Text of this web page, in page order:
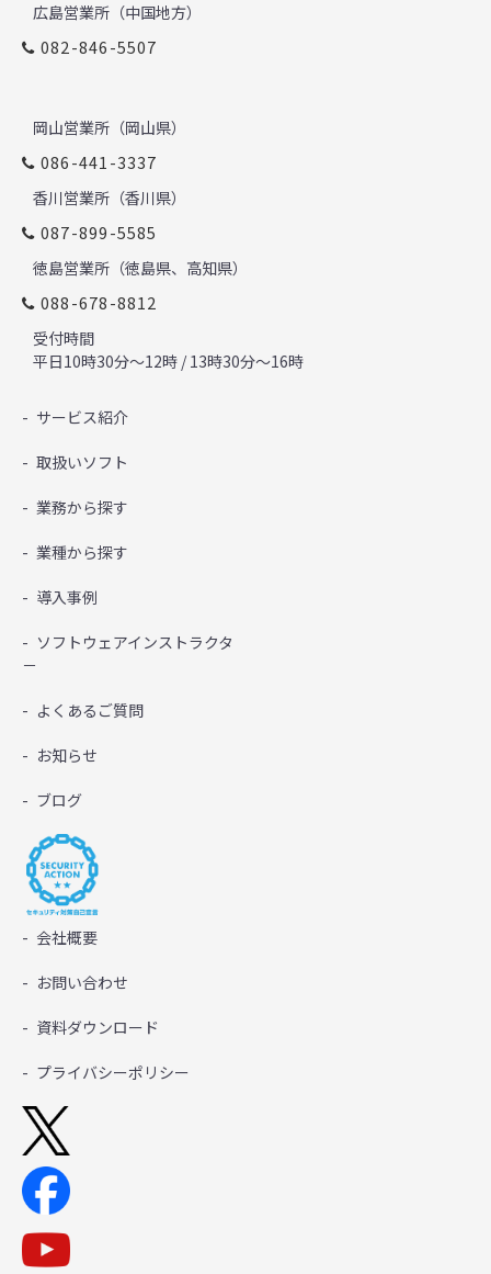
広島営業所（中国地方）
082-846-5507
岡山営業所（岡山県）
086-441-3337
香川営業所（香川県）
087-899-5585
徳島営業所（徳島県、高知県）
088-678-8812
受付時間
平日10時30分～12時 / 13時30分～16時
サービス紹介
取扱いソフト
業務から探す
業種から探す
導入事例
ソフトウェアインストラクタ
－
よくあるご質問
お知らせ
ブログ
会社概要
お問い合わせ
資料ダウンロード
プライバシーポリシー